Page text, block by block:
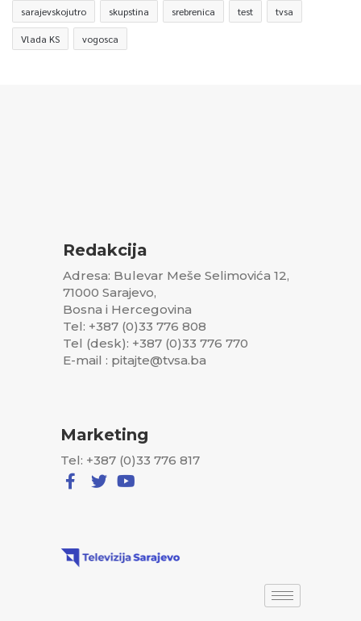
sarajevskojutro skupstina srebrenica test tvsa
Vlada KS vogosca
Redakcija
Adresa: Bulevar Meše Selimovića 12,
71000 Sarajevo,
Bosna i Hercegovina
Tel: +387 (0)33 776 808
Tel (desk): +387 (0)33 776 770
E-mail : pitajte@tvsa.ba
Marketing
Tel: +387 (0)33 776 817